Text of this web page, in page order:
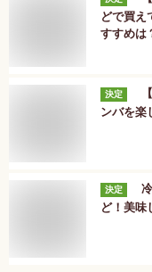
どで買え
すすめは
決定
ンバを楽
決定
ど！美味